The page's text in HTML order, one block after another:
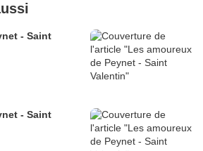
- Saint
- Saint